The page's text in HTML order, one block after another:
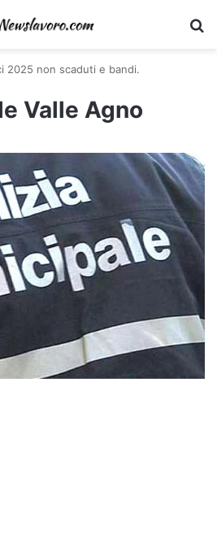
2025 non scaduti e bandi.
Valle Agno